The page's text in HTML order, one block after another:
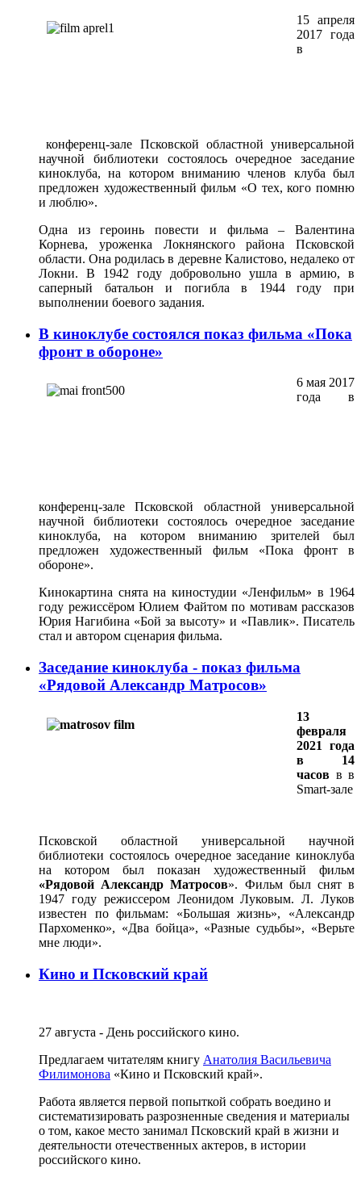
15 апреля
2017 года
в
конференц-зале Псковской областной универсальной
научной библиотеки состоялось очередное заседание
киноклуба, на котором вниманию членов клуба был
предложен художественный фильм «О тех, кого помню
и люблю».
Одна из героинь повести и фильма – Валентина
Корнева, уроженка Локнянского района Псковской
области. Она родилась в деревне Калистово, недалеко от
Локни. В 1942 году добровольно ушла в армию, в
саперный батальон и погибла в 1944 году при
выполнении боевого задания.
В киноклубе состоялся показ фильма «Пока
фронт в обороне»
6 мая 2017
года в
конференц-зале Псковской областной универсальной
научной библиотеки состоялось очередное заседание
киноклуба, на котором вниманию зрителей был
предложен художественный фильм «Пока фронт в
обороне».
Кинокартина снята на киностудии «Ленфильм» в 1964
году режиссёром Юлием Файтом по мотивам рассказов
Юрия Нагибина «Бой за высоту» и «Павлик». Писатель
стал и автором сценария фильма.
Заседание киноклуба - показ фильма
«Рядовой Александр Матросов»
13
февраля
2021 года
в 14
часов в в
Smart-зале
Псковской областной универсальной научной
библиотеки состоялось очередное заседание киноклуба
на котором был показан художественный фильм
«Рядовой Александр Матросов». Фильм был снят в
1947 году режиссером Леонидом Луковым. Л. Луков
известен по фильмам: «Большая жизнь», «Александр
Пархоменко», «Два бойца», «Разные судьбы», «Верьте
мне люди».
Кино и Псковский край
27 августа - День российского кино.
Предлагаем читателям книгу Анатолия Васильевича
Филимонова «Кино и Псковский край».
Работа является первой попыткой собрать воедино и
систематизировать разрозненные сведения и материалы
о том, какое место занимал Псковский край в жизни и
деятельности отечественных актеров, в истории
российского кино.